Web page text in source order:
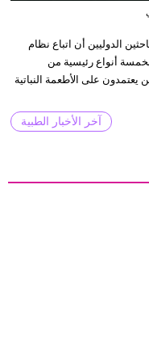
الدوليين أن اتباع نظام
أنواع رئيسية من
على الأطعمة النباتية
آخر الأخبار الطبية